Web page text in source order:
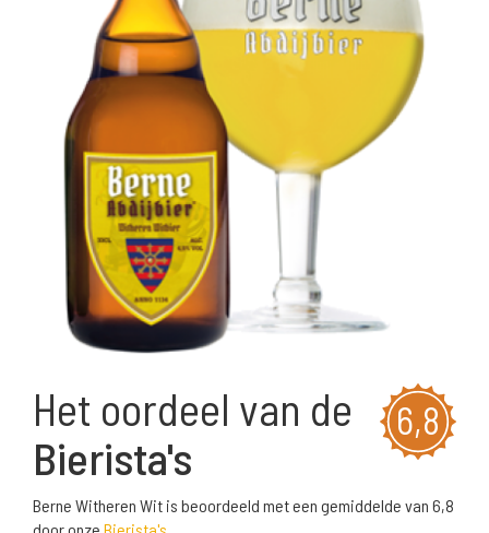
6,8
Het oordeel van de
Bierista's
Berne Witheren Wit is beoordeeld met een gemiddelde van 6,8